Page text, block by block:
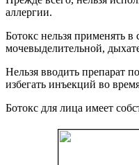
аллергии.
Ботокс нельзя применять в
мочевыделительной,
Нельзя вводить препарат
избегать инъекций во
Ботокс для лица имеет